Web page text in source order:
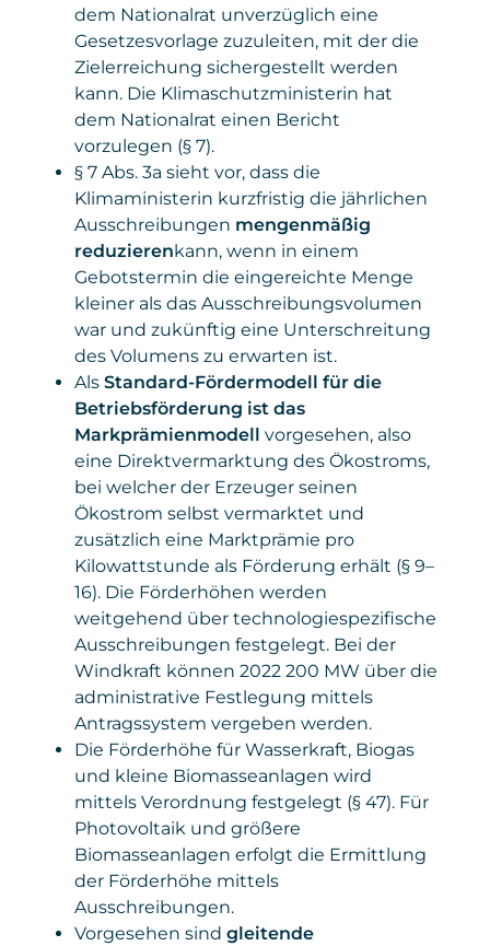
dem Nationalrat unverzüglich eine
Gesetzesvorlage zuzuleiten, mit der die
Zielerreichung sichergestellt werden
kann. Die Klimaschutzministerin hat
dem Nationalrat einen Bericht
vorzulegen (§ 7).
§ 7 Abs. 3a sieht vor, dass die
Klimaministerin kurzfristig die jährlichen
Ausschreibungen mengenmäßig
reduzierenkann, wenn in einem
Gebotstermin die eingereichte Menge
kleiner als das Ausschreibungsvolumen
war und zukünftig eine Unterschreitung
des Volumens zu erwarten ist.
Als Standard-Fördermodell für die
Betriebsförderung ist das
Markprämienmodell vorgesehen, also
eine Direktvermarktung des Ökostroms,
bei welcher der Erzeuger seinen
Ökostrom selbst vermarktet und
zusätzlich eine Marktprämie pro
Kilowattstunde als Förderung erhält (§ 9–
16). Die Förderhöhen werden
weitgehend über technologiespezifische
Ausschreibungen festgelegt. Bei der
Windkraft können 2022 200 MW über die
administrative Festlegung mittels
Antragssystem vergeben werden.
Die Förderhöhe für Wasserkraft, Biogas
und kleine Biomasseanlagen wird
mittels Verordnung festgelegt (§ 47). Für
Photovoltaik und größere
Biomasseanlagen erfolgt die Ermittlung
der Förderhöhe mittels
Ausschreibungen.
Vorgesehen sind gleitende